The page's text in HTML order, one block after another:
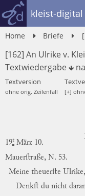
kleist-digital
Home Briefe
[162] An Ulrike v.
Textwiedergabe
Textversion
ohne orig. Zeilenfall [+]
19t März 10.
Mauerſtraße, N. 53.
Meine theuerſte Ulrike,
Denkſt du nicht